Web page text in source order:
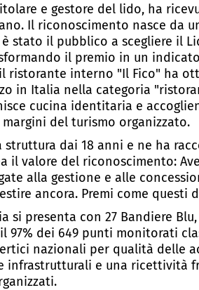
e gestore del lido, ha
Il riconoscimento nasce da
stato il pubblico a scegliere il
il premio in un
ristorante interno "Il Fico" ha
in Italia nella categoria
cucina identitaria e
del turismo organizzato.
struttura dai 18 anni e ne ha
il valore del riconoscimento:
alla gestione e alle
ancora. Premi come questi
si presenta con 27 Bandiere
97% dei 649 punti monitorati
nazionali per qualità delle
infrastrutturali e una ricettività